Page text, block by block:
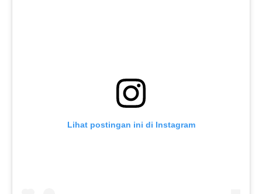
Lihat postingan ini di Instagram